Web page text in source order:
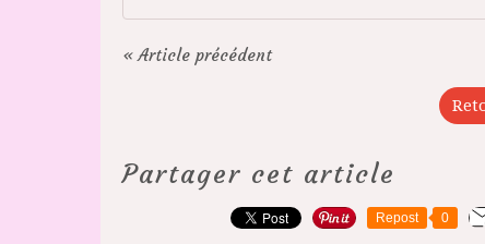
« Article précédent
Partager cet article
Repost 0